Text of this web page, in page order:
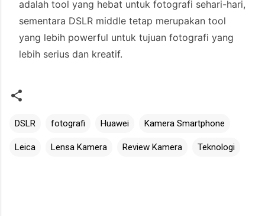
adalah tool yang hebat untuk fotografi sehari-hari,
sementara DSLR middle tetap merupakan tool
yang lebih powerful untuk tujuan fotografi yang
lebih serius dan kreatif.
DSLR fotografi Huawei Kamera Smartphone
Leica Lensa Kamera Review Kamera Teknologi